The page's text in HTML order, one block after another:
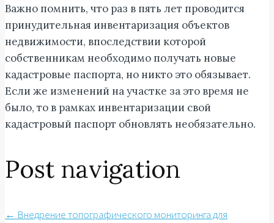
Важно помнить, что раз в пять лет проводится
принудительная инвентаризация объектов
недвижимости, впоследствии которой
собственникам необходимо получать новые
кадастровые паспорта, но никто это обязывает.
Если же изменений на участке за это время не
было, то в рамках инвентаризации свой
кадастровый паспорт обновлять необязательно.
Post navigation
← Внедрение топографического мониторинга для